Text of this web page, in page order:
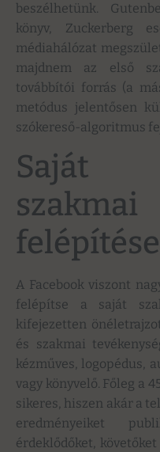
beszélhetünk.
könyv, Zuckerberg
médiahálózat
majdnem az első
továbbítói forrás (a
metódus jelentősen
szókereső-algoritmus
Saját
felépítése
A Facebook viszont
felépítse a saját
kifejezetten
és szakmai
kézműves, logopédus,
vagy könyvelő. Főleg a
sikeres, hiszen akár a
eredményeiket
érdeklődőket,